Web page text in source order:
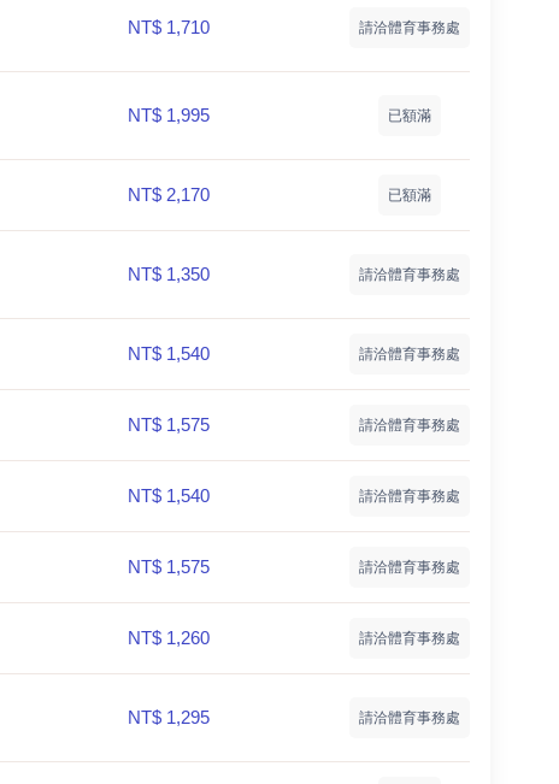
NT$ 1,710 請洽體育事務處
NT$ 1,995 已額滿
NT$ 2,170 已額滿
NT$ 1,350 請洽體育事務處
NT$ 1,540 請洽體育事務處
NT$ 1,575 請洽體育事務處
NT$ 1,540 請洽體育事務處
NT$ 1,575 請洽體育事務處
NT$ 1,260 請洽體育事務處
NT$ 1,295 請洽體育事務處